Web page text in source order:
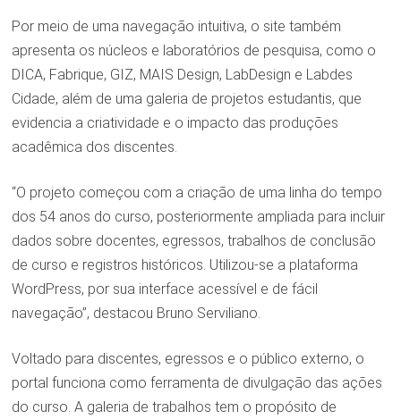
Por meio de uma navegação intuitiva, o site também
apresenta os núcleos e laboratórios de pesquisa, como o
DICA, Fabrique, GIZ, MAIS Design, LabDesign e Labdes
Cidade, além de uma galeria de projetos estudantis, que
evidencia a criatividade e o impacto das produções
acadêmica dos discentes.
“O projeto começou com a criação de uma linha do tempo
dos 54 anos do curso, posteriormente ampliada para incluir
dados sobre docentes, egressos, trabalhos de conclusão
de curso e registros históricos. Utilizou-se a plataforma
WordPress, por sua interface acessível e de fácil
navegação”, destacou Bruno Serviliano.
Voltado para discentes, egressos e o público externo, o
portal funciona como ferramenta de divulgação das ações
do curso. A galeria de trabalhos tem o propósito de